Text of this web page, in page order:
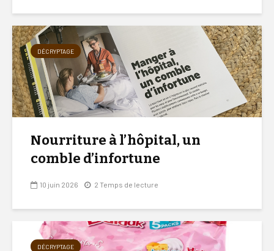
DÉCRYPTAGE
Nourriture à l’hôpital, un
comble d’infortune
10 juin 2026 2 Temps de lecture
DÉCRYPTAGE